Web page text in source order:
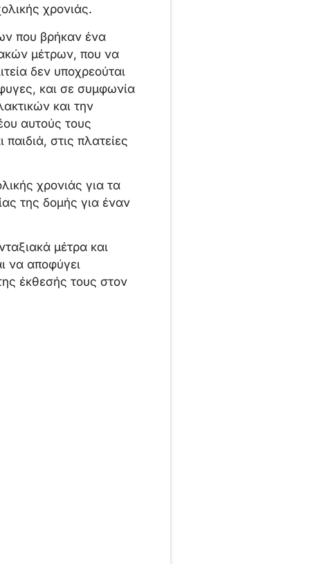
χρονιάς.
που βρήκαν ένα
μέτρων, που να
δεν υποχρεούται
και σε συμφωνία
και την
αυτούς τους
στις πλατείες
χρονιάς για τα
της δομής για έναν
μέτρα και
να αποφύγει
έκθεσής τους στον